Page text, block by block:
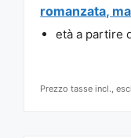
romanzata,
età a partire
Prezzo tasse incl.,